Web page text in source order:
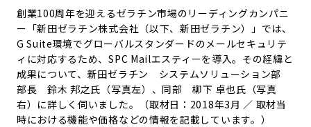
創業100周年を迎えるゼラチン市場のリーディングカンパニ
ー「新田ゼラチン株式会社（以下、新田ゼラチン）」では、
G Suite環境でグローバルスタンダードのメールセキュリテ
ィに対応するため、SPC Mailエスティーを導入。その経緯と
成果について、新田ゼラチン システムソリューション部
部長 鈴木 邦之氏（写真左）、同部 柳下 卓也氏（写真
右）に詳しく伺いました。（取材日：2018年3月 ／ 取材当
時における機能や価格などの情報を記載しています。）